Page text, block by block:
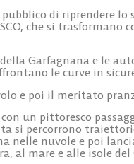
di riprendere lo
che si trasformano
Garfagnana e le
le curve in
e poi il meritato
un pittoresco
si percorrono
nelle nuvole e poi
al mare e alle isole